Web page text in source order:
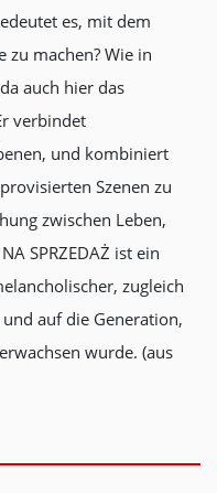
es, mit dem
zu machen? Wie in
auch hier das
verbindet
und kombiniert
Szenen zu
zwischen Leben,
SPRZEDAŻ ist ein
zugleich
auf die Generation,
wurde. (aus